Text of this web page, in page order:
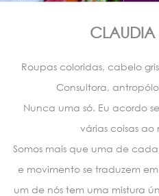
CLAUDIA
Roupas coloridas, cabelo
Consultora,
Nunca uma só. Eu acordo
várias coisas ao
Somos mais que uma de
e movimento se traduzem
um de nós tem uma mistura